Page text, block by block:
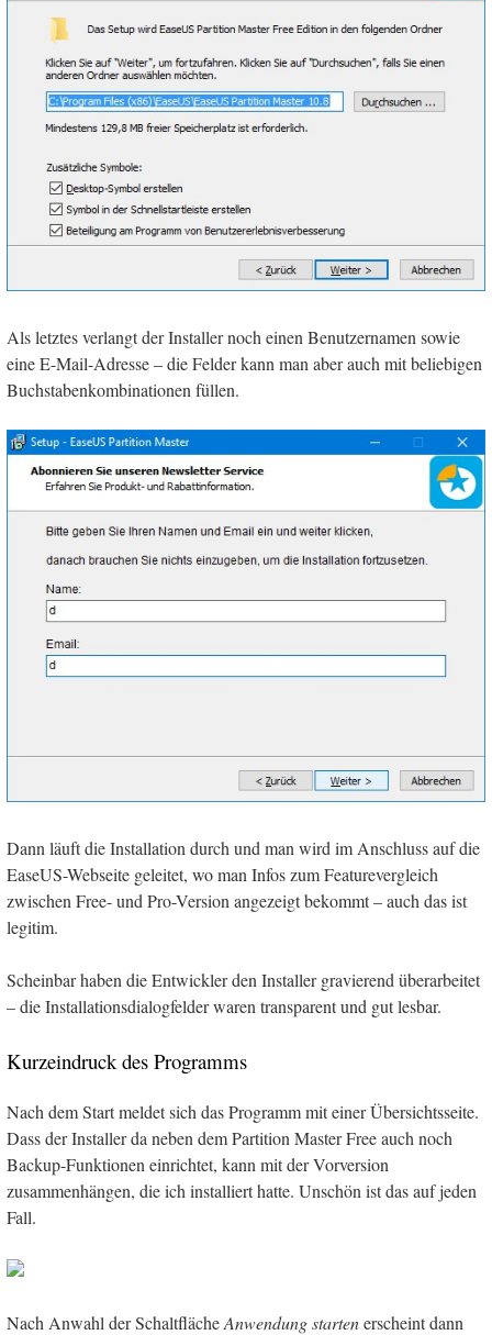
Als letztes verlangt der Installer noch einen Benutzernamen sowie
eine E-Mail-Adresse – die Felder kann man aber auch mit beliebigen
Buchstabenkombinationen füllen.
Dann läuft die Installation durch und man wird im Anschluss auf die
EaseUS-Webseite geleitet, wo man Infos zum Featurevergleich
zwischen Free- und Pro-Version angezeigt bekommt – auch das ist
legitim.
Scheinbar haben die Entwickler den Installer gravierend überarbeitet
– die Installationsdialogfelder waren transparent und gut lesbar.
Kurzeindruck des Programms
Nach dem Start meldet sich das Programm mit einer Übersichtsseite.
Dass der Installer da neben dem Partition Master Free auch noch
Backup-Funktionen einrichtet, kann mit der Vorversion
zusammenhängen, die ich installiert hatte. Unschön ist das auf jeden
Fall.
Nach Anwahl der SchaltflächeAnwendung startenerscheint dann